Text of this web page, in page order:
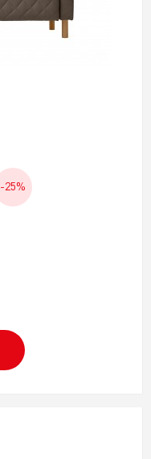
-25%